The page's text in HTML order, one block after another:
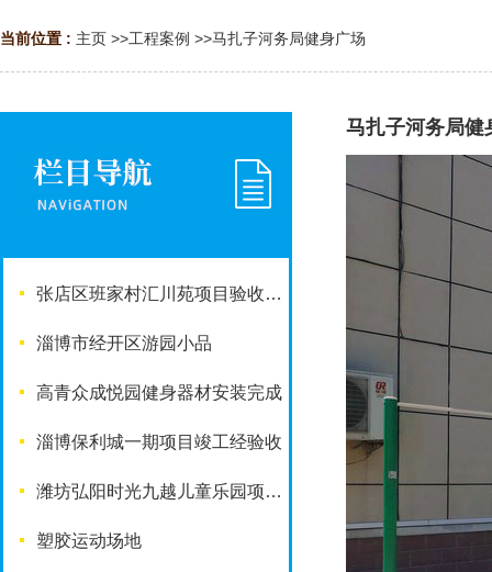
当前位置 : 主页 >>工程案例 >>马扎子河务局健身广场
张店区班家村汇川苑项目验收完成
淄博市经开区游园小品
高青众成悦园健身器材安装完成
淄博保利城一期项目竣工经验收
潍坊弘阳时光九越儿童乐园项目竣工啦
塑胶运动场地
马扎子河务局健